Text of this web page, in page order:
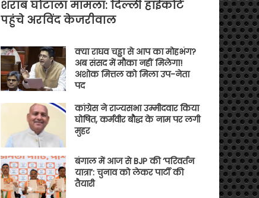
शराब घोटाला मामला: दिल्ली हाईकोर्ट
पहुंचे अरविंद केजरीवाल
क्या राघव चड्ढा से आप का मोहभंग?
अब संसद में मौका नहीं मिलेगा!
अशोक मित्तल को मिला उप-नेता
पद
कांग्रेस ने राज्यसभा उम्मीदवार किया
घोषित, कर्मवीर बौद्ध के नाम पर लगी
मुहर
बंगाल में आज से BJP की ‘परिवर्तन
यात्रा’: चुनाव को लेकर पार्टी की
तैयारी